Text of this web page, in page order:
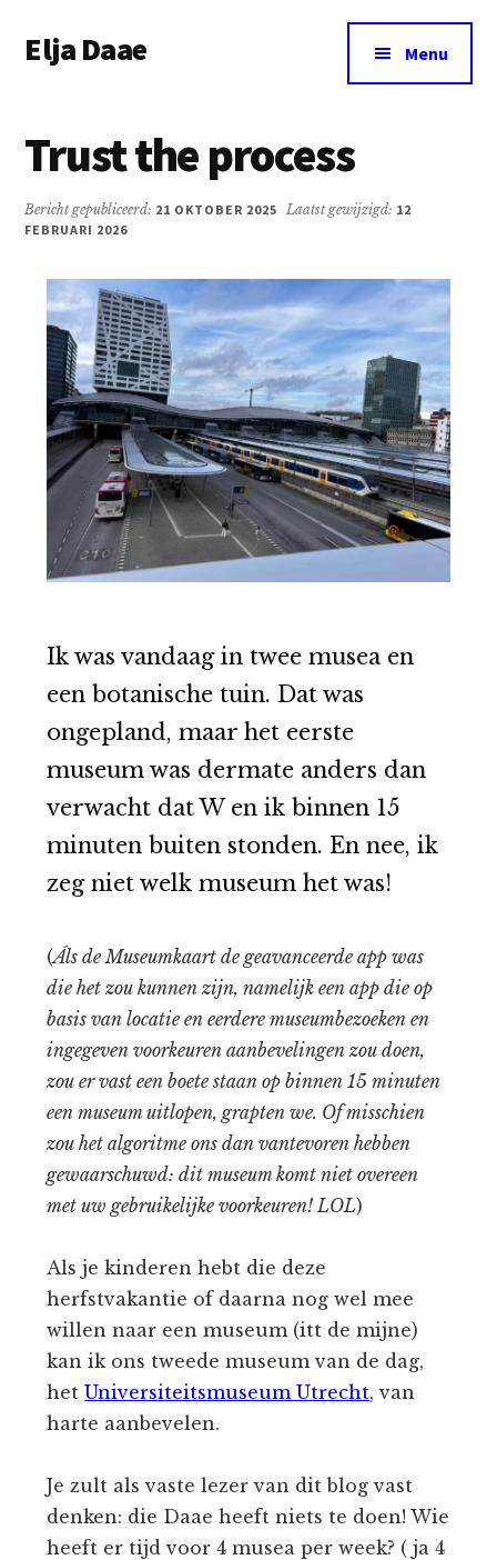
naar
naar
menu
Elja Daae
&
meer
Menu
Trust the process
Bericht gepubliceerd: 21 OKTOBER 2025 Laatst gewijzigd: 12
FEBRUARI 2026
Ik was vandaag in twee musea en
een botanische tuin. Dat was
ongepland, maar het eerste
museum was dermate anders dan
verwacht dat W en ik binnen 15
minuten buiten stonden. En nee, ik
zeg niet welk museum het was!
(Áls de Museumkaart de geavanceerde app was
die het zou kunnen zijn, namelijk een app die op
basis van locatie en eerdere museumbezoeken en
ingegeven voorkeuren aanbevelingen zou doen,
zou er vast een boete staan op binnen 15 minuten
een museum uitlopen, grapten we. Of misschien
zou het algoritme ons dan vantevoren hebben
gewaarschuwd: dit museum komt niet overeen
met uw gebruikelijke voorkeuren! LOL)
Als je kinderen hebt die deze
herfstvakantie of daarna nog wel mee
willen naar een museum (itt de mijne)
kan ik ons tweede museum van de dag,
hetUniversiteitsmuseum Utrecht, van
harte aanbevelen.
Je zult als vaste lezer van dit blog vast
denken: die Daae heeft niets te doen! Wie
heeft er tijd voor 4 musea per week? ( ja 4